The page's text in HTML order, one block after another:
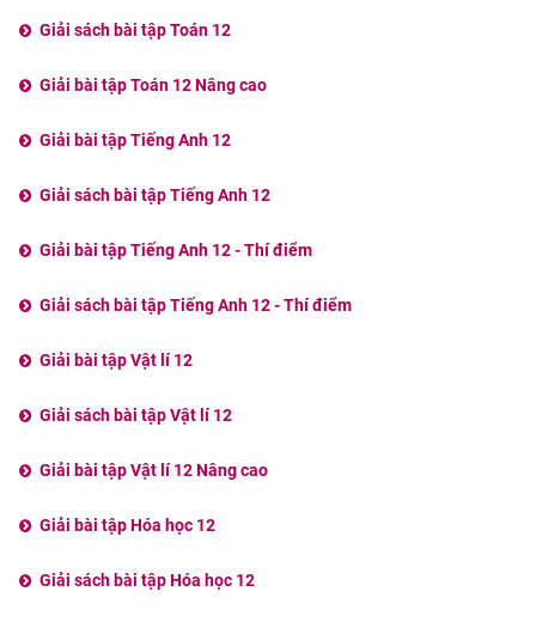
Giải sách bài tập Toán 12
Giải bài tập Toán 12 Nâng cao
Giải bài tập Tiếng Anh 12
Giải sách bài tập Tiếng Anh 12
Giải bài tập Tiếng Anh 12 - Thí điểm
Giải sách bài tập Tiếng Anh 12 - Thí điểm
Giải bài tập Vật lí 12
Giải sách bài tập Vật lí 12
Giải bài tập Vật lí 12 Nâng cao
Giải bài tập Hóa học 12
Giải sách bài tập Hóa học 12